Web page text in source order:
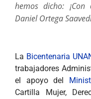
hemos dicho: ¡Con
Daniel Ortega
La Bicentenaria
trabajadores
el apoyo del
Cartilla Mujer,